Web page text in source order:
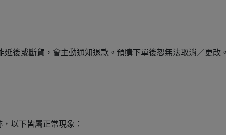
後或斷貨，會主動通知退款。預購下單後恕無法取消／更改
以下皆屬正常現象：